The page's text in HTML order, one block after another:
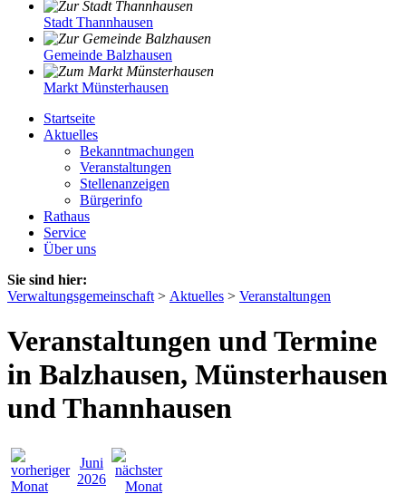
Stadt Thannhausen
Gemeinde Balzhausen
Markt Münsterhausen
Startseite
Aktuelles
Bekanntmachungen
Veranstaltungen
Stellenanzeigen
Bürgerinfo
Rathaus
Service
Über uns
Sie sind hier:
Verwaltungsgemeinschaft > Aktuelles > Veranstaltungen
Veranstaltungen und Termine
in Balzhausen, Münsterhausen
und Thannhausen
Juni
2026